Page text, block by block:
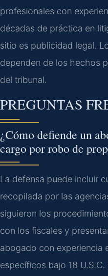
profesionales con
décadas de práctica en
sitio es publicidad legal.
dependen de los hechos
del tribunal.
PREGUNTAS
¿Cómo defiende un
cargo por robo de
La defensa puede incluir
recopilada por las
siguieron los
con los fiscales y
abogado con experiencia
específicos bajo 18